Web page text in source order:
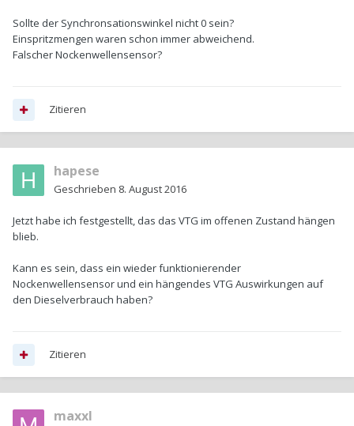
Sollte der Synchronsationswinkel nicht 0 sein?
Einspritzmengen waren schon immer abweichend.
Falscher Nockenwellensensor?
Zitieren
hapese
Geschrieben 8. August 2016
Jetzt habe ich festgestellt, das das VTG im offenen Zustand hängen
blieb.
Kann es sein, dass ein wieder funktionierender
Nockenwellensensor und ein hängendes VTG Auswirkungen auf
den Dieselverbrauch haben?
Zitieren
maxxl